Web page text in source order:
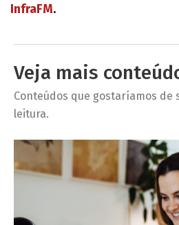
InfraFM.
Veja mais
Conteúdos que gostaríamos de
leitura.